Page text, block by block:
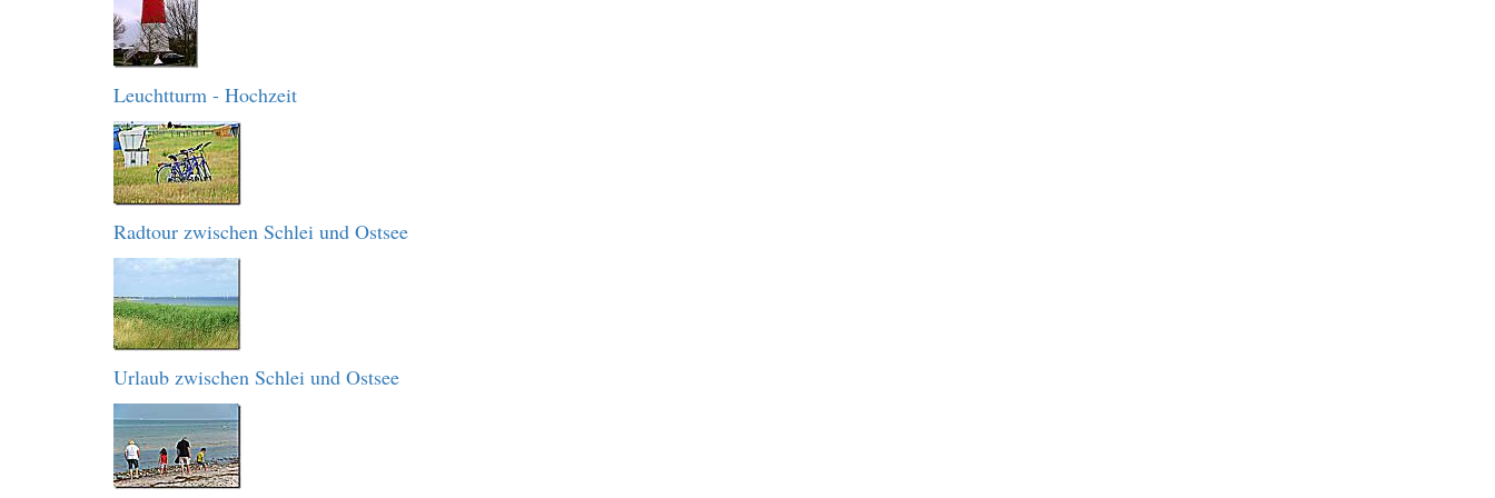
Leuchtturm - Hochzeit
Radtour zwischen Schlei und Ostsee
Urlaub zwischen Schlei und Ostsee